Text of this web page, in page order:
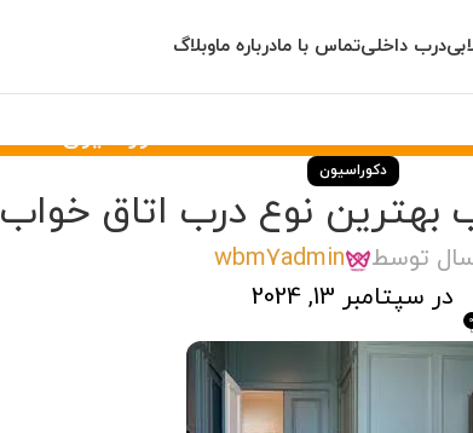
درب داخلیتماس با مادرباره ماوبلاگ
وبلاگ
خانه دکوراسیون
دکوراسیون
بهترین نوع درب اتاق خواب
توسط
wbm7admin
در سپتامبر 13, 2024
0